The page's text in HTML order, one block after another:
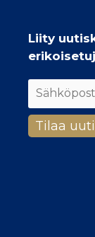
Liity